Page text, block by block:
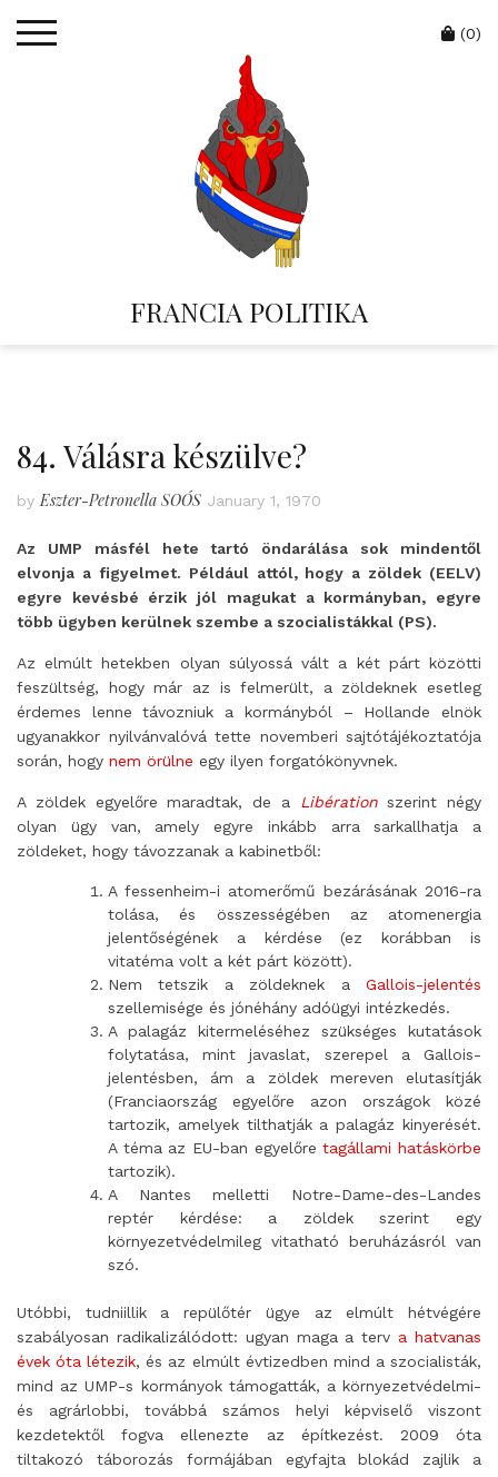
FRANCIA POLITIKA
Cart
(0)
84. Válásra készülve?
by Eszter-Petronella SOÓS January 1, 1970
Az UMP másfél hete tartó öndarálása sok mindentől
elvonja a figyelmet. Például attól, hogy a zöldek (EELV)
egyre kevésbé érzik jól magukat a kormányban, egyre
több ügyben kerülnek szembe a szocialistákkal (PS).
Az elmúlt hetekben olyan súlyossá vált a két párt közötti
feszültség, hogy már az is felmerült, a zöldeknek esetleg
érdemes lenne távozniuk a kormányból – Hollande elnök
ugyanakkor nyilvánvalóvá tette novemberi sajtótájékoztatója
során, hogy nem örülne egy ilyen forgatókönyvnek.
A zöldek egyelőre maradtak, de a Libérationszerint négy
olyan ügy van, amely egyre inkább arra sarkallhatja a
zöldeket, hogy távozzanak a kabinetből:
A fessenheim-i atomerőmű bezárásának 2016-ra
tolása, és összességében az atomenergia
jelentőségének a kérdése (ez korábban is
vitatéma volt a két párt között).
Nem tetszik a zöldeknek a Gallois-jelentés
szellemisége és jónéhány adóügyi intézkedés.
A palagáz kitermeléséhez szükséges kutatások
folytatása, mint javaslat, szerepel a Gallois-
jelentésben, ám a zöldek mereven elutasítják
(Franciaország egyelőre azon országok közé
tartozik, amelyek tilthatják a palagáz kinyerését.
A téma az EU-ban egyelőretagállami hatáskörbe
tartozik).
A Nantes melletti Notre-Dame-des-Landes
reptér kérdése: a zöldek szerint egy
környezetvédelmileg vitatható beruházásról van
szó.
Utóbbi, tudniillik a repülőtér ügye az elmúlt hétvégére
szabályosan radikalizálódott: ugyan maga a terv a hatvanas
évek óta létezik, és az elmúlt évtizedben mind a szocialisták,
mind az UMP-s kormányok támogatták, a környezetvédelmi-
és agrárlobbi, továbbá számos helyi képviselő viszont
kezdetektől fogva ellenezte az építkezést. 2009 óta
tiltakozó táborozás formájában egyfajta blokád zajlik a